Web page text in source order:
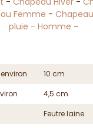
Femme - Chapeau
pluie - Homme -
10 cm
4,5 cm
Feutre laine